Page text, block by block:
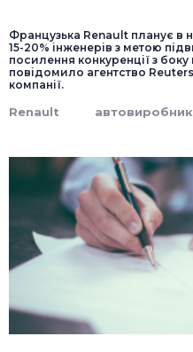
Французька Renault планує в
15-20% інженерів з метою
посилення конкуренції з
повідомило агентство
компанії.
Renault автовиробник